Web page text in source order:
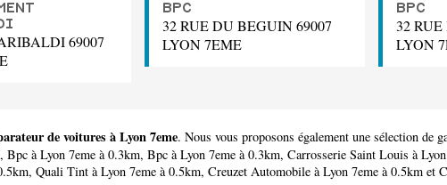
69007
BPC
32 RUE DU BEGUIN 69007
LYON 7EME
BPC
32
LYON
de voitures à Lyon 7eme. Nous vous proposons également une sélection de
Bpc à Lyon 7eme à 0.3km, Bpc à Lyon 7eme à 0.3km, Carrosserie Saint Louis à
Quali Tint à Lyon 7eme à 0.5km, Creuzet Automobile à Lyon 7eme à 0.5km et